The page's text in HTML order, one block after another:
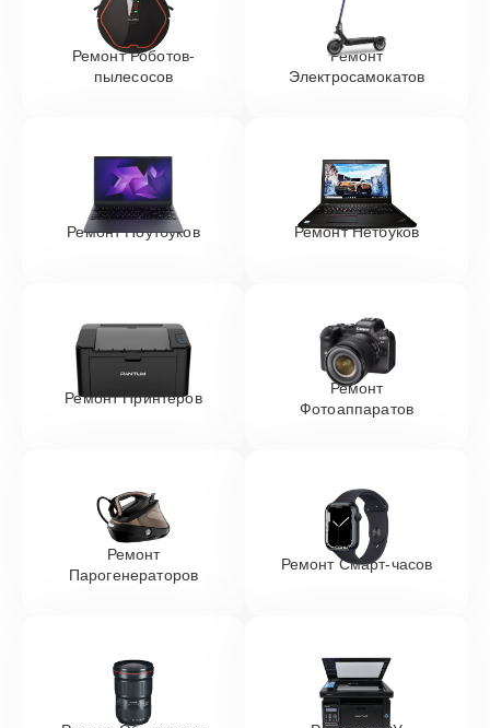
Ремонт Роботов-
пылесосов
Ремонт
Электросамокатов
Ремонт Ноутбуков Ремонт Нетбуков
Ремонт Принтеров
Ремонт
Фотоаппаратов
Ремонт
Парогенераторов
Ремонт Смарт-часов